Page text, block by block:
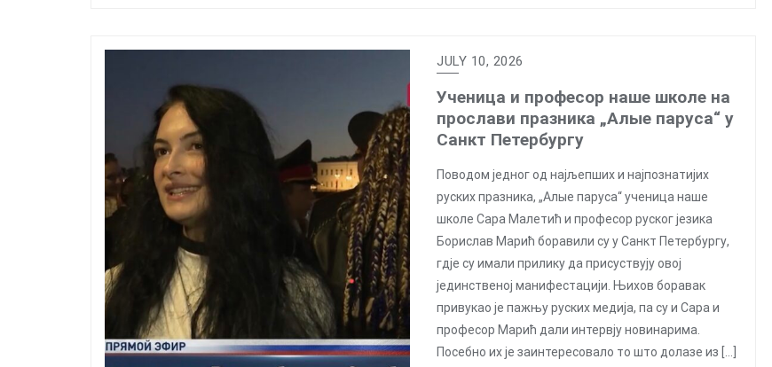
JULY 10, 2026
Ученица и професор наше школе на
прослави празника „Алые паруса“ у
Санкт Петербургу
Поводом једног од најљепших и најпознатијих
руских празника, „Алые паруса“ ученица наше
школе Сара Малетић и професор руског језика
Борислав Марић боравили су у Санкт Петербургу,
гдје су имали прилику да присуствују овој
јединственој манифестацији. Њихов боравак
привукао је пажњу руских медија, па су и Сара и
професор Марић дали интервју новинарима.
Посебно их је заинтересовало то што долазе из […]